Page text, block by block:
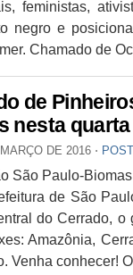
feministas,
negro e
Chamado de
de
nesta quarta
DE 2016 ⋅
São Paulo-
de São
do Cerrado, o
Amazônia,
Venha conhecer!